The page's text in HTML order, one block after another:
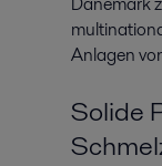
Anlagen
Solide